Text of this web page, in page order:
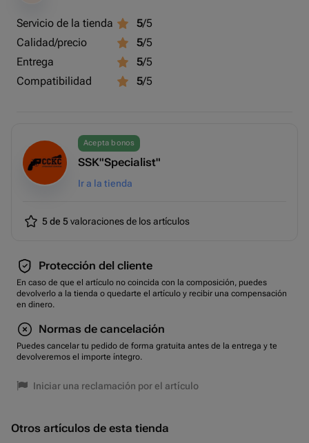
🍊ПЛК (Пистолет Лебедева компактный) – последняя
разработка российских оружейников, сочетающая
высокую точность, малый вес и эргономику.
🍊 30 выстрелов – прочувствуйте разницу в калибрах:
10 патронов 9×18 мм и 20 патронов 9×19 мм.
🍊 Погружение в историю оружия – узнайте интересные
🍊 Практический тест – сравните удобство, точность и
Записывайтесь прямо сейчас и попробуйте
легендарные российские пистолеты в действии!
Servicio de la tienda 5/5
Calidad/precio
5/5
Entrega
5/5
Compatibilidad
5/5
Acepta bonos
SSK"Specialist"
Ir a la tienda
5 de 5valoraciones de los artículos
Protección del cliente
En caso de que el artículo no coincida con la composición, puedes
devolverlo a la tienda o quedarte el artículo y recibir una compensación
en dinero.
Normas de cancelación
Puedes cancelar tu pedido de forma gratuita antes de la entrega y te
devolveremos el importe íntegro.
Iniciar una reclamación por el artículo
Otros artículos de esta tienda